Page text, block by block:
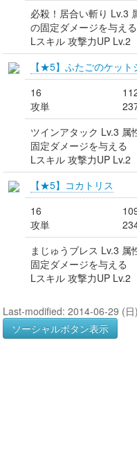
必殺！居合い斬り Lv.3
の固定ダメージを与える
Lスキル 攻撃力UP Lv.2
【★5】ふたごのケット
16
攻単
ツインアタック Lv.3 属
固定ダメージを与える
Lスキル 攻撃力UP Lv.2
【★5】コカトリス
16
攻単
まじゅうブレス Lv.3
固定ダメージを与える
Lスキル 攻撃力UP Lv.2
Last-modified: 2014-06-29 (
ソーシャルボタン表示